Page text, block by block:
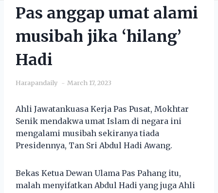
Pas anggap umat alami
musibah jika ‘hilang’
Hadi
Harapandaily March 17, 2023
Ahli Jawatankuasa Kerja Pas Pusat, Mokhtar
Senik mendakwa umat Islam di negara ini
mengalami musibah sekiranya tiada
Presidennya, Tan Sri Abdul Hadi Awang.
Bekas Ketua Dewan Ulama Pas Pahang itu,
malah menyifatkan Abdul Hadi yang juga Ahli